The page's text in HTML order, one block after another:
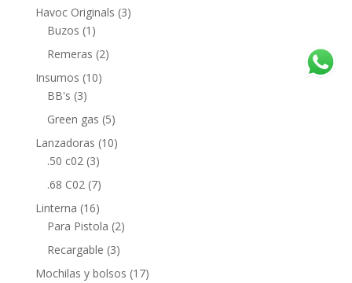
Havoc Originals (3)
Buzos (1)
Remeras (2)
Insumos (10)
BB's (3)
Green gas (5)
Lanzadoras (10)
.50 c02 (3)
.68 C02 (7)
Linterna (16)
Para Pistola (2)
Recargable (3)
Mochilas y bolsos (17)